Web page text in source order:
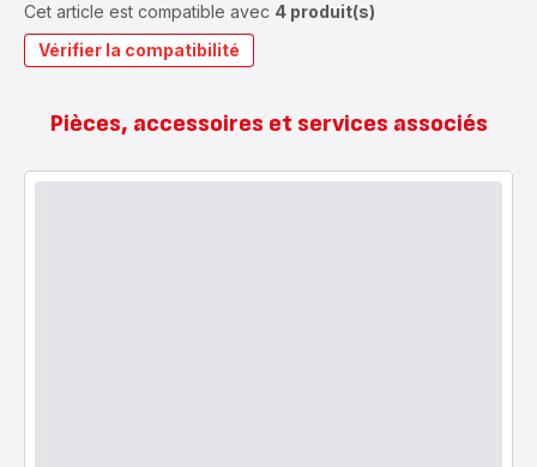
Cet article est compatible avec 4 produit(s)
Vérifier la compatibilité
Pièces, accessoires et services associés